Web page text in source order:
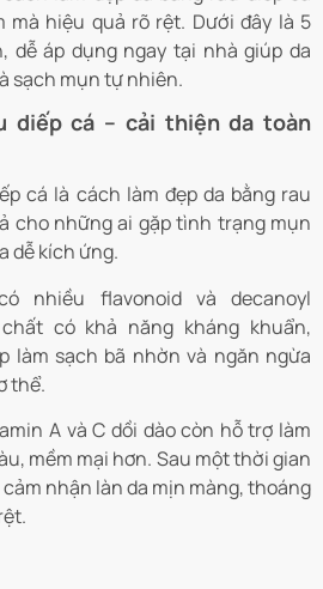
mà hiệu quả rõ rệt. Dưới đây là 5
dễ áp dụng ngay tại nhà giúp da
sạch mụn tự nhiên.
diếp cá – cải thiện da toàn
cá là cách làm đẹp da bằng rau
cho những ai gặp tình trạng mụn
dễ kích ứng.
nhiều flavonoid và decanoyl
có khả năng kháng khuẩn,
làm sạch bã nhờn và ngăn ngừa
thể.
A và C dồi dào còn hỗ trợ làm
mềm mại hơn. Sau một thời gian
nhận làn da mịn màng, thoáng